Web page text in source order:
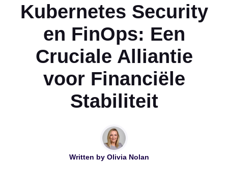
Kubernetes Security
en FinOps: Een
Cruciale Alliantie
voor Financiële
Stabiliteit
Written by Olivia Nolan